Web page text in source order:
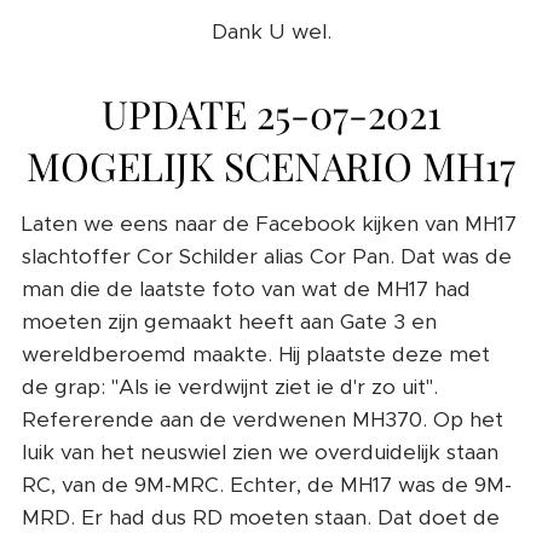
Dank U wel.
UPDATE 25-07-2021
MOGELIJK SCENARIO MH17
Laten we eens naar de Facebook kijken van MH17
slachtoffer Cor Schilder alias Cor Pan. Dat was de
man die de laatste foto van wat de MH17 had
moeten zijn gemaakt heeft aan Gate 3 en
wereldberoemd maakte. Hij plaatste deze met
de grap: "Als ie verdwijnt ziet ie d'r zo uit".
Refererende aan de verdwenen MH370. Op het
luik van het neuswiel zien we overduidelijk staan
RC, van de 9M-MRC. Echter, de MH17 was de 9M-
MRD. Er had dus RD moeten staan. Dat doet de